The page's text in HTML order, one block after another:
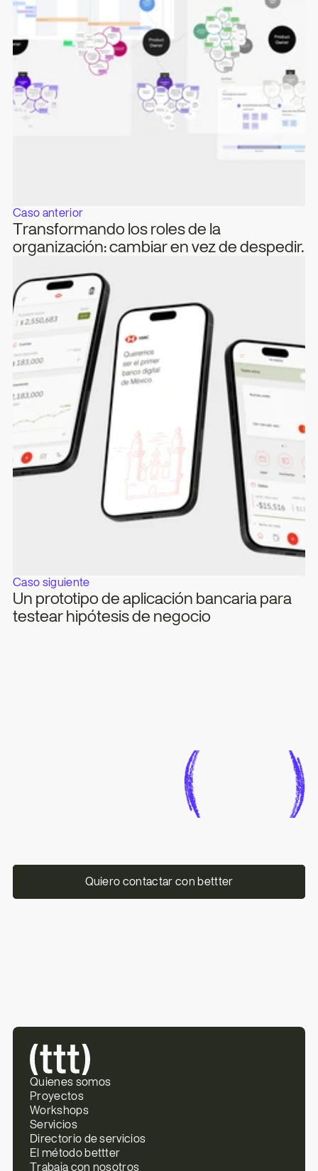
Caso anterior
Transformando los roles de la
organización: cambiar en vez de despedir.
Caso siguiente
Un prototipo de aplicación bancaria para
testear hipótesis de negocio
Quiero contactar con bettter
Quienes somos
Proyectos
Workshops
Servicios
Directorio de servicios
El método bettter
Trabaja con nosotros